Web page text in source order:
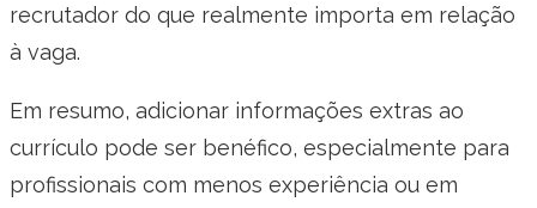
recrutador do que realmente importa em relação
à vaga.
Em resumo, adicionar informações extras ao
currículo pode ser benéfico, especialmente para
profissionais com menos experiência ou em